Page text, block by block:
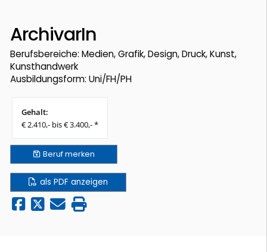
ArchivarIn
Berufsbereiche: Medien, Grafik, Design, Druck, Kunst,
Kunsthandwerk
Ausbildungsform: Uni/FH/PH
Gehalt:
€ 2.410,- bis € 3.400,- *
Berufmerken
als PDF anzeigen